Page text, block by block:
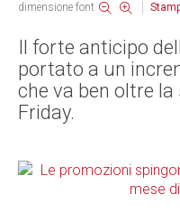
dimensione font
Il forte anticipo
portato a un
che va ben oltre
Friday.